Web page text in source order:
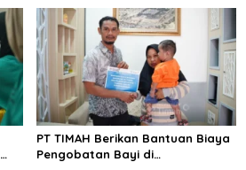
PT TIMAH Berikan Bantuan Biaya
Pengobatan Bayi di